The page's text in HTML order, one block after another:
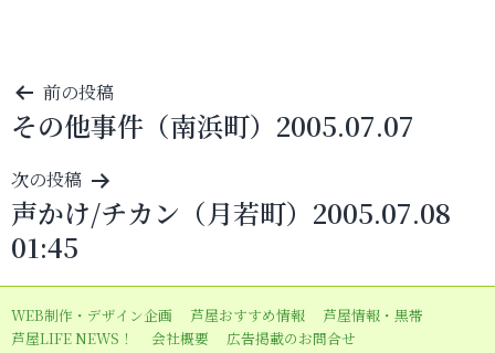
投
稿
ナ
ビ
ゲ
ー
シ
ョ
前の投稿
その他事件（南浜町）2005.07.07
次の投稿
声かけ/チカン（月若町）2005.07.08
01:45
WEB制作・デザイン企画 芦屋おすすめ情報
芦屋情報・黒帯
芦屋LIFE NEWS！
会社概要 広告掲載のお問合せ